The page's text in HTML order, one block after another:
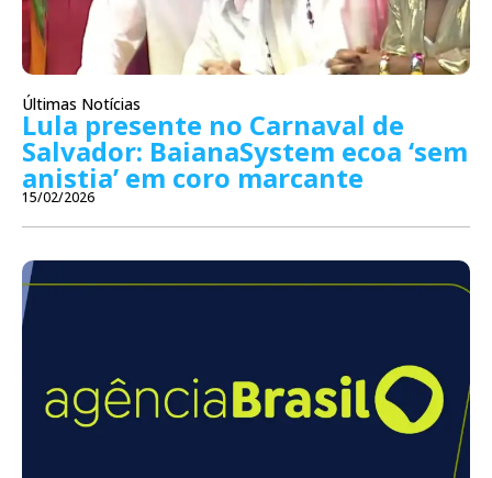
Últimas Notícias
Lula presente no Carnaval de
Salvador: BaianaSystem ecoa ‘sem
anistia’ em coro marcante
15/02/2026